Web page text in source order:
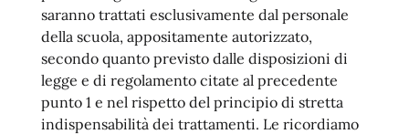
saranno trattati esclusivamente dal personale
della scuola, appositamente autorizzato,
secondo quanto previsto dalle disposizioni di
legge e di regolamento citate al precedente
punto 1 e nel rispetto del principio di stretta
indispensabilità dei trattamenti. Le ricordiamo